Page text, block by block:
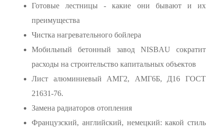
Готовые лестницы - какие они бывают и их
преимущества
Чистка нагревательного бойлера
Мобильный бетонный завод NISBAU сократит
расходы на строительство капитальных объектов
Лист алюминиевый АМГ2, АМГ6Б, Д16 ГОСТ
21631-76.
Замена радиаторов отопления
Французский, английский, немецкий: какой стиль